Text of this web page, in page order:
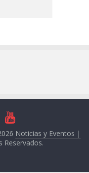
Noticias y Eventos |
Reservados.